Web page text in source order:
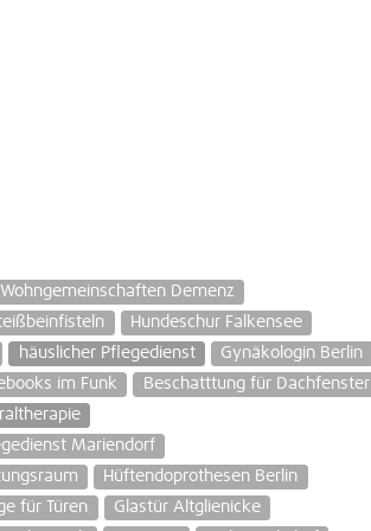
Demenz
Hundeschur Falkensee
häuslicher Pflegedienst
Gynäkologin Berlin
im Funk
Beschatttung für Dachfenster
Mariendorf
Hüftendoprothesen Berlin
für Türen
Glastür Altglienicke